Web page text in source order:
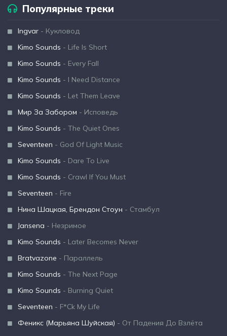
Популярные треки
Ingvar - Кукловод
Kimo Sounds - Life Is Short
Kimo Sounds - Every Fall
Kimo Sounds - I Need Distance
Kimo Sounds - Let Them Leave
Мир За Забором - Исповедь
Kimo Sounds - The Quiet Ones
Seventeen - God Of Light Music
Kimo Sounds - Dare To Live
Kimo Sounds - Crawl If You Must
Seventeen - Fire
Нина Шацкая, Брендон Стоун - Стамбул
Jansena - Незримое
Kimo Sounds - Later Becomes Never
Bratvazone - Параллель
Kimo Sounds - The Next Page
Kimo Sounds - Burning Quiet
Seventeen - F*Ck My Life
Феникс (Марьяна Шуйская) - От Падения До Взлёта